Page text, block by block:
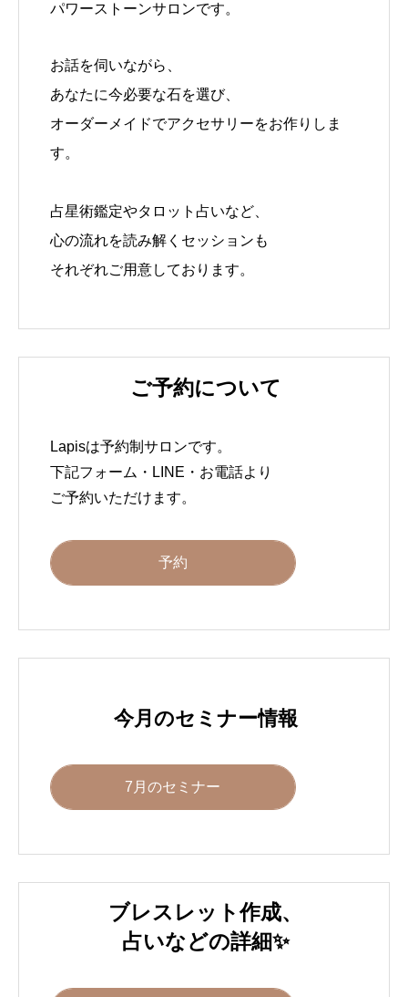
パワーストーンサロンです。
お話を伺いながら、
あなたに今必要な石を選び、
オーダーメイドでアクセサリーをお作りしま
す。
占星術鑑定やタロット占いなど、
心の流れを読み解くセッションも
それぞれご用意しております。
ご予約について
Lapisは予約制サロンです。
下記フォーム・LINE・お電話より
ご予約いただけます。
予約
今月のセミナー情報
7月のセミナー
ブレスレット作成、
占いなどの詳細✨